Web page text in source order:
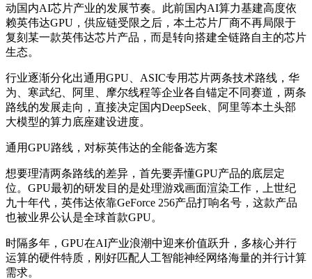
动国内AI芯片产业的发展节奏。此前国内AI算力基建高度依
赖英伟达GPU，供应链受限之后，本土芯片厂商不再局限于
复刻某一款英伟达芯片产品，而是转向搭建全链路自主的芯片
生态。
行业逐渐分化出通用GPU、ASIC专用芯片两条技术路线，华
为、寒武纪、阿里、摩尔线程等企业各自锚定不同赛道，两条
路线的发展走向，直接决定国内DeepSeek、阿里等本土头部
大模型的算力底座建设进度。
通用GPU路线，对标英伟达的全能备选方案
想要理清两条路线的差异，首先要弄懂GPU产品的底层定
位。GPU最初的研发目的是处理游戏画面渲染工作，上世纪
九十年代，英伟达依靠GeForce 256产品打响名号，这款产品
也被业界公认是全球首款GPU。
时隔多年，GPU在AI产业浪潮中迎来价值跃升，多核心并行
运算的硬件特质，刚好匹配人工智能神经网络海量的并行计算
需求。